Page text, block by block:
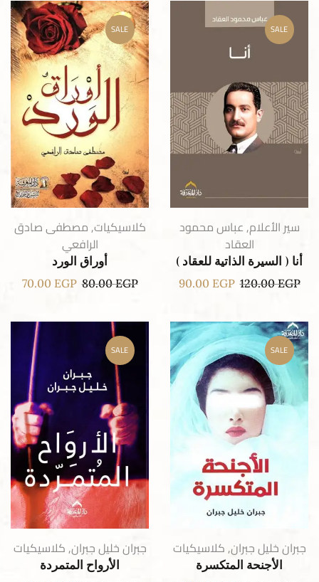
SALE
سير الأعلام,عباس محمود
العقاد
أنا ( السيرة الذاتية للعقاد )
120.00EGP
90.00 EGP
SALE
كلاسيكيات,مصطفى صادق
الرافعي
أوراق الورد
80.00EGP
70.00 EGP
SALE
جبران خليل جبران,كلاسيكيات
الأجنحة المتكسرة
SALE
جبران خليل جبران,كلاسيكيات
الأرواح المتمردة